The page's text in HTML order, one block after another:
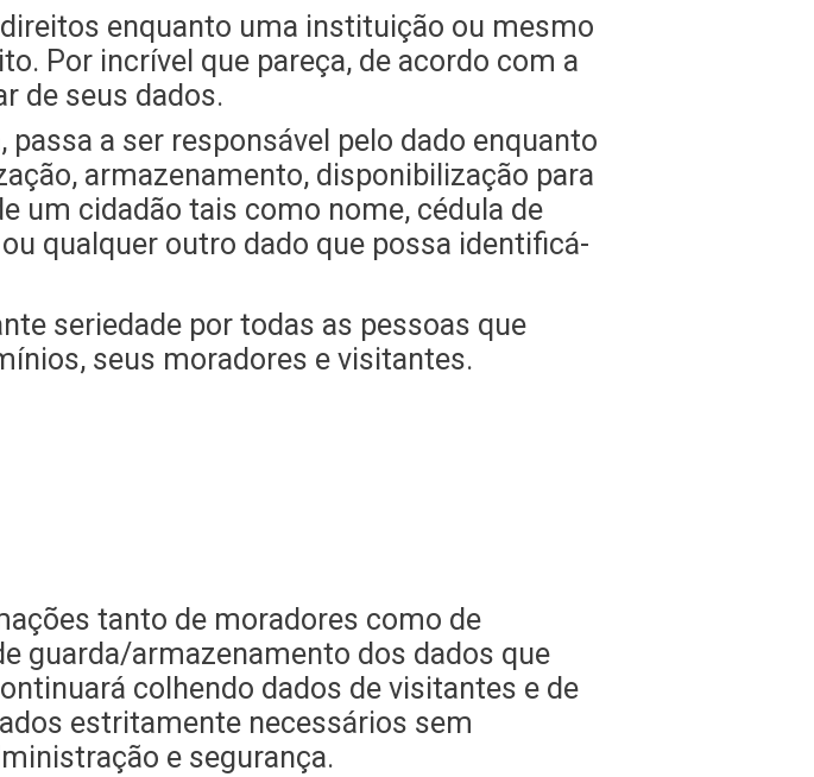
enquanto uma instituição ou mesmo
Por incrível que pareça, de acordo com a
de seus dados.
a ser responsável pelo dado enquanto
armazenamento, disponibilização para
um cidadão tais como nome, cédula de
qualquer outro dado que possa identificá-
seriedade por todas as pessoas que
seus moradores e visitantes.
tanto de moradores como de
guarda/armazenamento dos dados que
colhendo dados de visitantes e de
estritamente necessários sem
e segurança.